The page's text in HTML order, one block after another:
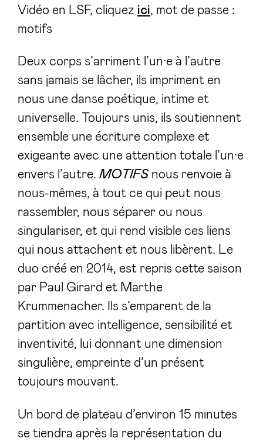
Vidéo en LSF, cliquez ici, mot de passe :
motifs
Deux corps s’arriment l’un·e à l’autre
sans jamais se lâcher, ils impriment en
nous une danse poétique, intime et
universelle. Toujours unis, ils soutiennent
ensemble une écriture complexe et
exigeante avec une attention totale l’un·e
envers l’autre. MOTIFSnous renvoie à
nous-mêmes, à tout ce qui peut nous
rassembler, nous séparer ou nous
singulariser, et qui rend visible ces liens
qui nous attachent et nous libèrent. Le
duo créé en 2014, est repris cette saison
par Paul Girard et Marthe
Krummenacher. Ils s’emparent de la
partition avec intelligence, sensibilité et
inventivité, lui donnant une dimension
singulière, empreinte d’un présent
toujours mouvant.
Un bord de plateau d’environ 15 minutes
se tiendra après la représentation du